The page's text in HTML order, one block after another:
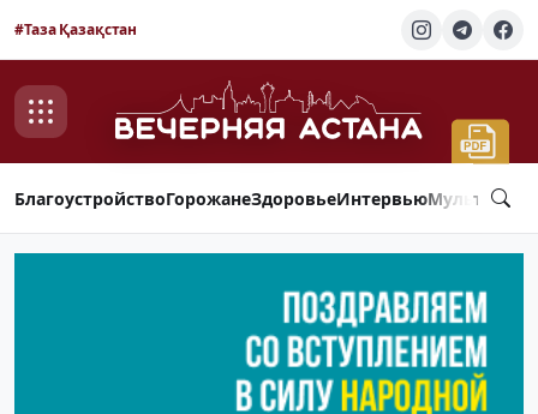
#Таза Қазақстан
БлагоустройствоГорожанеЗдоровьеИнтервью